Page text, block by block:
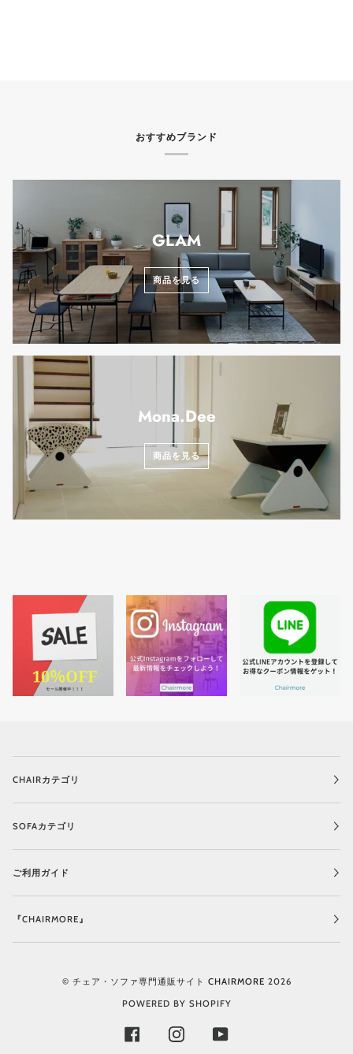
おすすめブランド
GLAM
商品を見る
Mona.Dee
商品を見る
CHAIRカテゴリ
SOFAカテゴリ
ご利用ガイド
『CHAIRMORE』
© チェア・ソファ専門通販サイト CHAIRMORE 2026
POWERED BY SHOPIFY
FACEBOOKINSTAGRAM